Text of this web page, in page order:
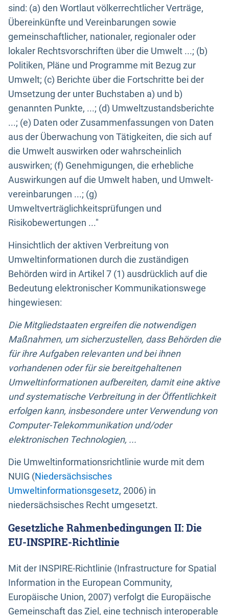
sind: (a) den Wortlaut völkerrechtlicher Verträge,
Übereinkünfte und Vereinbarungen sowie
gemeinschaftlicher, nationaler, regionaler oder
lokaler Rechtsvorschriften über die Umwelt ...; (b)
Politiken, Pläne und Programme mit Bezug zur
Umwelt; (c) Berichte über die Fortschritte bei der
Umsetzung der unter Buchstaben a) und b)
genannten Punkte, ...; (d) Umweltzustandsberichte
...; (e) Daten oder Zusammenfassungen von Daten
aus der Überwachung von Tätigkeiten, die sich auf
die Umwelt auswirken oder wahrscheinlich
auswirken; (f) Genehmigungen, die erhebliche
Auswirkungen auf die Umwelt haben, und Umwelt-
vereinbarungen ...; (g)
Umweltverträglichkeitsprüfungen und
Risikobewertungen ..."
Hinsichtlich der aktiven Verbreitung von
Umweltinformationen durch die zuständigen
Behörden wird in Artikel 7 (1) ausdrücklich auf die
Bedeutung elektronischer Kommunikationswege
hingewiesen:
Die Mitgliedstaaten ergreifen die notwendigen
Maßnahmen, um sicherzustellen, dass Behörden die
für ihre Aufgaben relevanten und bei ihnen
vorhandenen oder für sie bereitgehaltenen
Umweltinformationen aufbereiten, damit eine aktive
und systematische Verbreitung in der Öffentlichkeit
erfolgen kann, insbesondere unter Verwendung von
Computer-Telekommunikation und/oder
elektronischen Technologien, ...
Die Umweltinformationsrichtlinie wurde mit dem
NUIG (Niedersächsisches
Umweltinformationsgesetz, 2006) in
niedersächsisches Recht umgesetzt.
Gesetzliche Rahmenbedingungen II: Die
EU-INSPIRE-Richtlinie
Mit der INSPIRE-Richtlinie (Infrastructure for Spatial
Information in the European Community,
Europäische Union, 2007) verfolgt die Europäische
Gemeinschaft das Ziel, eine technisch interoperable